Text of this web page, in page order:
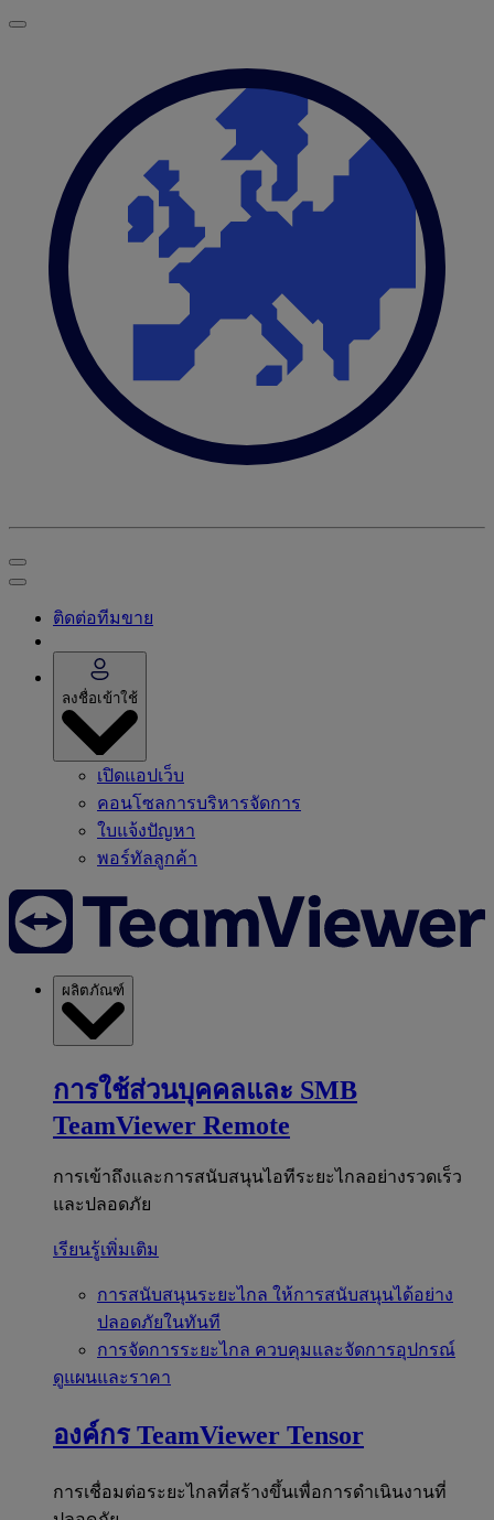
ติดต่อทีมขาย
ลงชื่อเข้าใช้
เปิดแอปเว็บ
คอนโซลการบริหารจัดการ
ใบแจ้งปัญหา
พอร์ทัลลูกค้า
ผลิตภัณฑ์
การใช้ส่วนบุคคลและ SMB
TeamViewer Remote
การเข้าถึงและการสนับสนุนไอทีระยะไกลอย่างรวดเร็ว
และปลอดภัย
เรียนรู้เพิ่มเติม
การสนับสนุนระยะไกล ให้การสนับสนุนได้อย่าง
ปลอดภัยในทันที
การจัดการระยะไกล ควบคุมและจัดการอุปกรณ์
ดูแผนและราคา
องค์กร TeamViewer Tensor
การเชื่อมต่อระยะไกลที่สร้างขึ้นเพื่อการดำเนินงานที่